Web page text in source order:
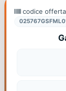
codice offerta